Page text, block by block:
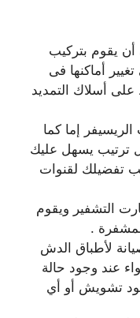
يقوم بتركيب
أماكنها فى
أسلاك التمديد
إما كما
ترتيب يسهل عليك
تفضيلك لقنوات
التشفير ويقوم
.
لأطباق الدش
عند وجود حالة
تشويش أو أي